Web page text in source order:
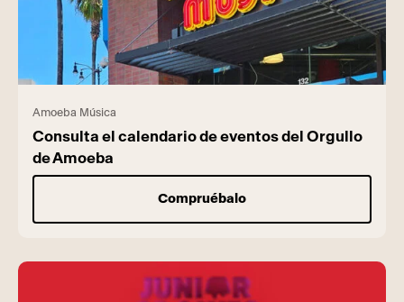
Amoeba Música
Consulta el calendario de eventos del Orgullo
de Amoeba
Compruébalo